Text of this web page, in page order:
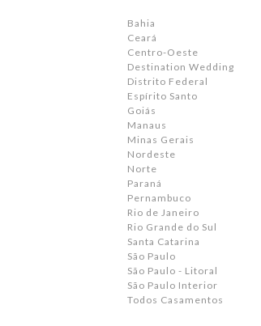
Bahia
Ceará
Centro-Oeste
Destination Wedding
Distrito Federal
Espírito Santo
Goiás
Manaus
Minas Gerais
Nordeste
Norte
Paraná
Pernambuco
Rio de Janeiro
Rio Grande do Sul
Santa Catarina
São Paulo
São Paulo - Litoral
São Paulo Interior
Todos Casamentos